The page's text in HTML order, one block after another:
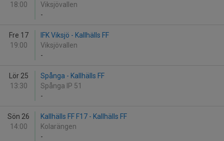
18:00
Viksjövallen
-
Fre 17
19:00
IFK Viksjö - Kallhälls FF
Viksjövallen
-
Lör 25
13:30
Spånga - Kallhälls FF
Spånga IP 51
-
Sön 26
14:00
Kallhälls FF F17 - Kallhälls FF
Kolarängen
-